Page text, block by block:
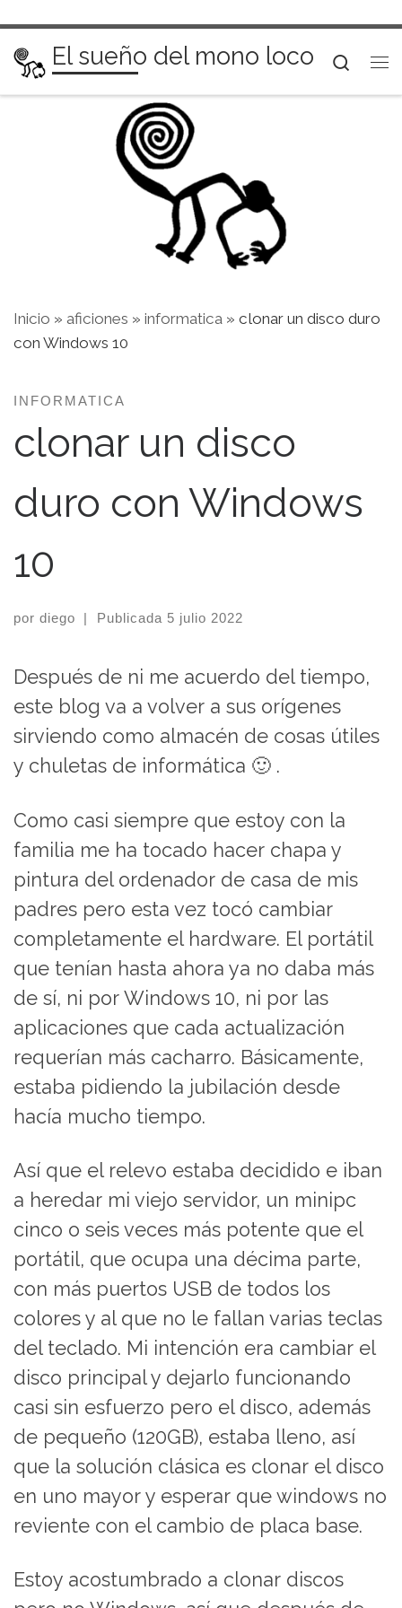
Saltar al contenido
El sueño del mono loco
Inicio » aficiones » informatica » clonar un disco duro
con Windows 10
INFORMATICA
clonar un disco
duro con Windows
10
por diego | Publicada 5 julio 2022
Después de ni me acuerdo del tiempo,
este blog va a volver a sus orígenes
sirviendo como almacén de cosas útiles
y chuletas de informática 🙂 .
Como casi siempre que estoy con la
familia me ha tocado hacer chapa y
pintura del ordenador de casa de mis
padres pero esta vez tocó cambiar
completamente el hardware. El portátil
que tenían hasta ahora ya no daba más
de sí, ni por Windows 10, ni por las
aplicaciones que cada actualización
requerían más cacharro. Básicamente,
estaba pidiendo la jubilación desde
hacía mucho tiempo.
Así que el relevo estaba decidido e iban
a heredar mi viejo servidor, un minipc
cinco o seis veces más potente que el
portátil, que ocupa una décima parte,
con más puertos USB de todos los
colores y al que no le fallan varias teclas
del teclado. Mi intención era cambiar el
disco principal y dejarlo funcionando
casi sin esfuerzo pero el disco, además
de pequeño (120GB), estaba lleno, así
que la solución clásica es clonar el disco
en uno mayor y esperar que windows no
reviente con el cambio de placa base.
Estoy acostumbrado a clonar discos